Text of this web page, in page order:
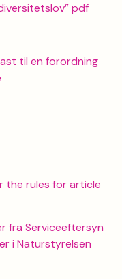
pdf
til en forordning
the rules for article
fra Serviceeftersyn
i Naturstyrelsen